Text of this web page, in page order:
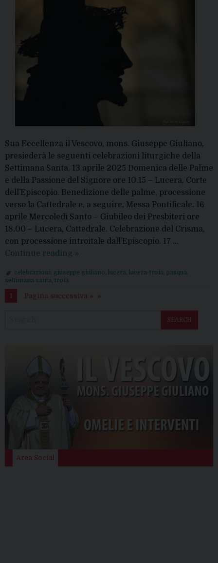
Sua Eccellenza il Vescovo, mons. Giuseppe Giuliano,
presiederà le seguenti celebrazioni liturgiche della
Settimana Santa. 13 aprile 2025 Domenica delle Palme
e della Passione del Signore ore 10.15 – Lucera, Corte
dell’Episcopio. Benedizione delle palme, processione
verso la Cattedrale e, a seguire, Messa Pontificale. 16
aprile Mercoledì Santo – Giubileo dei Presbiteri ore
18.00 – Lucera, Cattedrale. Celebrazione del Crisma,
con processione introitale dall’Episcopio. 17 …
Continue reading Settimana
2025
»
celebrazioni giuseppe giuliano lucera lucera-troia pasqua
settimana santa troia
1 Pagina successiva »
SEARCH
Area Social